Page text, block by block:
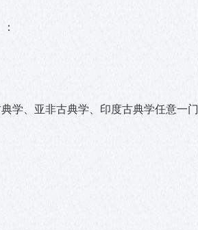
学、亚非古典学、印度古典学任意一门